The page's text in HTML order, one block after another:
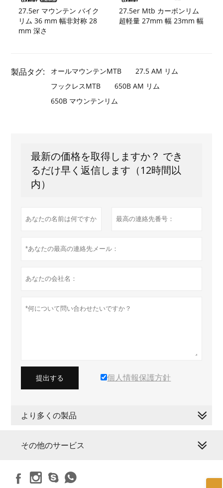
27.5er マウンテン バイク
リム 36 mm 幅非対称 28
mm 深さ
27.5er Mtb カーボンリム
超軽量 27mm 幅 23mm 幅
製品タグ: オールマウンテンMTB
27.5 AM リム
フックレスMTB
650B AM リム
650B マウンテンリム
最新の価格を取得しますか？ でき
るだけ早く返信します（12時間以
内）
提出する 個人情報保護方針
より多くの製品
その他のサービス
   